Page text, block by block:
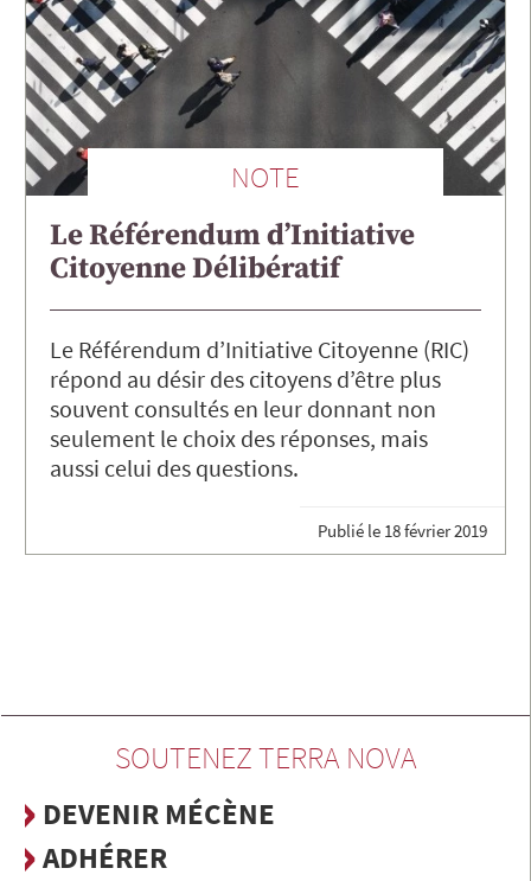
NOTE
Le Référendum d’Initiative
Citoyenne Délibératif
Le Référendum d’Initiative Citoyenne (RIC)
répond au désir des citoyens d’être plus
souvent consultés en leur donnant non
seulement le choix des réponses, mais
aussi celui des questions.
Publié le 18 février 2019
SOUTENEZ TERRA NOVA
DEVENIR MÉCÈNE
ADHÉRER